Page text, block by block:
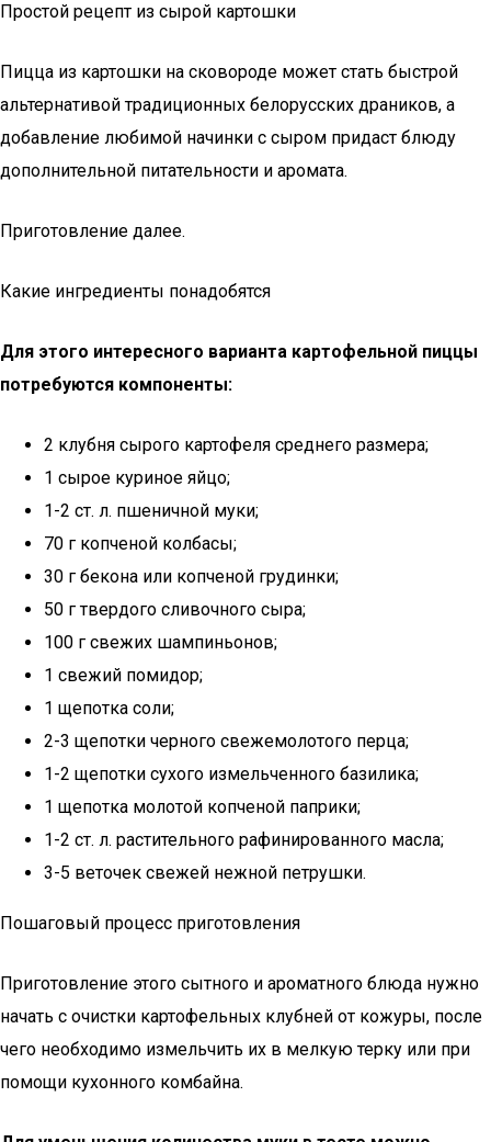
Простой рецепт из сырой картошки
Пицца из картошки на сковороде может стать быстрой
альтернативой традиционных белорусских драников, а
добавление любимой начинки с сыром придаст блюду
дополнительной питательности и аромата.
Приготовление далее.
Какие ингредиенты понадобятся
Для этого интересного варианта картофельной пиццы
потребуются компоненты:
2 клубня сырого картофеля среднего размера;
1 сырое куриное яйцо;
1-2 ст. л. пшеничной муки;
70 г копченой колбасы;
30 г бекона или копченой грудинки;
50 г твердого сливочного сыра;
100 г свежих шампиньонов;
1 свежий помидор;
1 щепотка соли;
2-3 щепотки черного свежемолотого перца;
1-2 щепотки сухого измельченного базилика;
1 щепотка молотой копченой паприки;
1-2 ст. л. растительного рафинированного масла;
3-5 веточек свежей нежной петрушки.
Пошаговый процесс приготовления
Приготовление этого сытного и ароматного блюда нужно
начать с очистки картофельных клубней от кожуры, после
чего необходимо измельчить их в мелкую терку или при
помощи кухонного комбайна.